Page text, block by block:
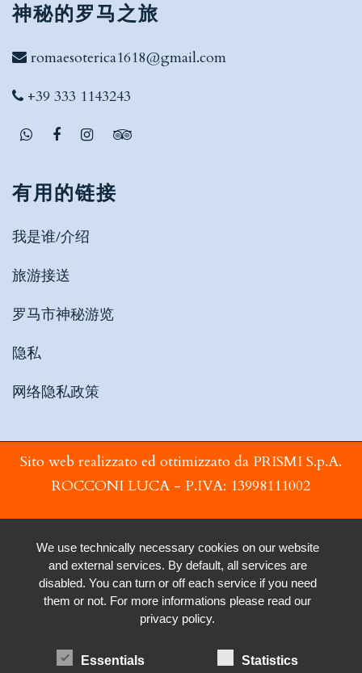
神秘的罗马之旅
romaesoterica1618@gmail.com
+39 333 1143243
有用的链接
我是谁/介绍
旅游接送
罗马市神秘游览
隐私
网络隐私政策
Sito web realizzato ed ottimizzato da PRISMI S.p.A.
ROCCONI LUCA - P.IVA: 13998111002
We use technically necessary cookies on our website
and external services. By default, all services are
disabled. You can turn or off each service if you need
them or not. For more informations please read our
privacy policy.
Essentials Statistics